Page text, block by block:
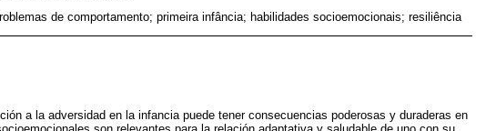
de comportamento; primeira infância; habilidades socioemocionais; resiliência
a la adversidad en la infancia puede tener consecuencias poderosas y duraderas en